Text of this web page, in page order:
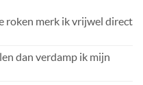
roken merk ik vrijwel direct
dan verdamp ik mijn